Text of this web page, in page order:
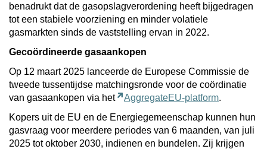
benadrukt dat de gasopslagverordening heeft bijgedragen
tot een stabiele voorziening en minder volatiele
gasmarkten sinds de vaststelling ervan in 2022.
Gecoördineerde gasaankopen
Op 12 maart 2025 lanceerde de Europese Commissie de
tweede tussentijdse matchingsronde voor de coördinatie
van gasaankopen via het
AggregateEU-platform.
Kopers uit de EU en de Energiegemeenschap kunnen hun
gasvraag voor meerdere periodes van 6 maanden, van juli
2025 tot oktober 2030, indienen en bundelen. Zij krijgen